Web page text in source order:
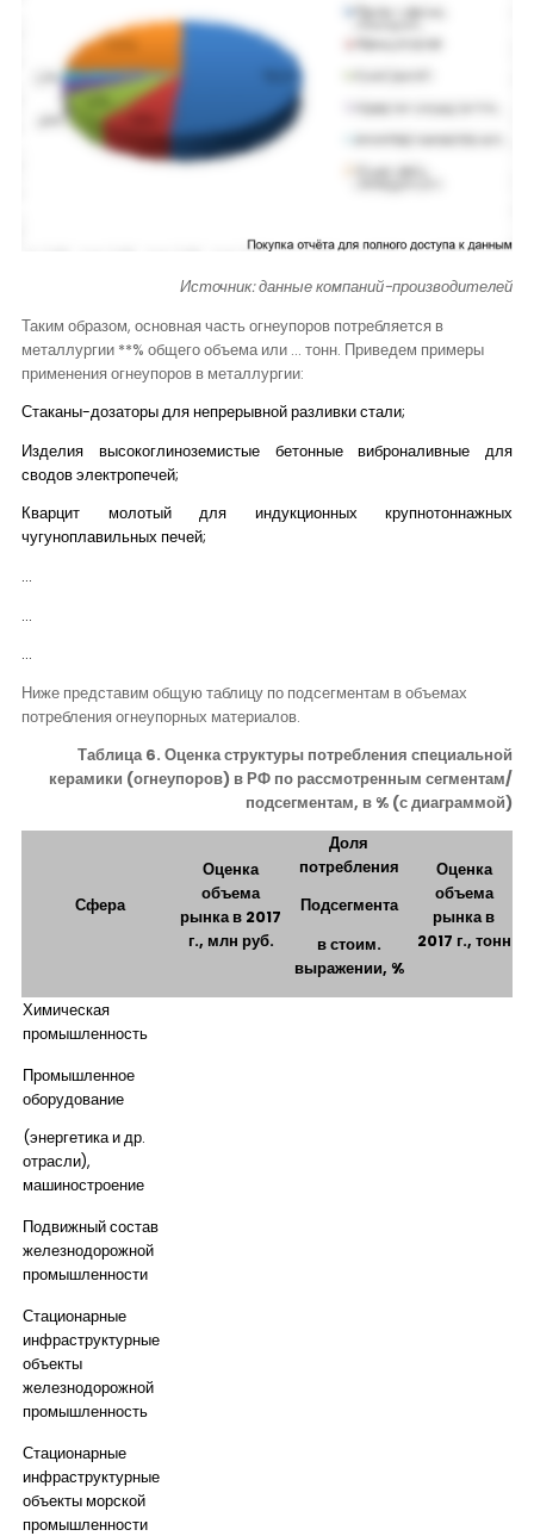
Источник: данные компаний-производителей
Таким образом, основная часть огнеупоров потребляется в
металлургии **% общего объема или ... тонн. Приведем примеры
применения огнеупоров в металлургии:
Стаканы-дозаторы для непрерывной разливки стали;
Изделия высокоглиноземистые бетонные виброналивные для
сводов электропечей;
Кварцит молотый для индукционных крупнотоннажных
чугуноплавильных печей;
…
…
…
Ниже представим общую таблицу по подсегментам в объемах
потребления огнеупорных материалов.
Таблица 6. Оценка структуры потребления специальной
керамики (огнеупоров) в РФ по рассмотренным сегментам/
подсегментам, в % (с диаграммой)
Сфера
Оценка
объема
рынка в 2017
г., млн руб.
Доля
потребления
Подсегмента
в стоим.
выражении, %
Оценка
объема
рынка в
2017 г., тонн
Химическая
промышленность
Промышленное
оборудование
(энергетика и др.
отрасли),
машиностроение
Подвижный состав
железнодорожной
промышленности
Стационарные
инфраструктурные
объекты
железнодорожной
промышленность
Стационарные
инфраструктурные
объекты морской
промышленности